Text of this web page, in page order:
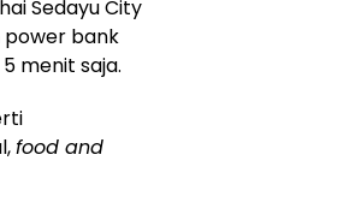
Sedayu City
power bank
menit saja.
food and